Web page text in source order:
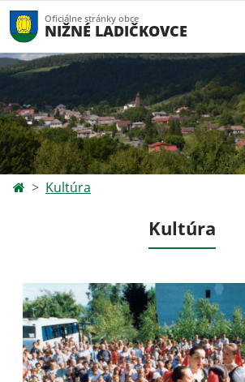
Oficiálne stránky obce
NIŽNÉ LADIČKOVCE
Kultúra
Kultúra